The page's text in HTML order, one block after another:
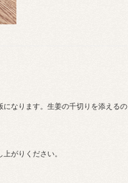
なります。生姜の千切りを添えるの
がりください。